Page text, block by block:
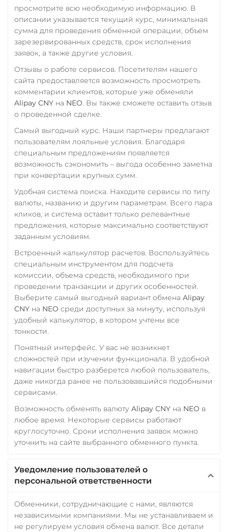
TRUMP
Uniswap (UNI)
ERC20
ERC20 BEP20
SOL
Polygon
ARB
OP
NEAR
VeChain (VET)
Verge (XVG)
WAVES
Wrapped Bitcoin (WBTC)
ERC20
Yearn.finance (YFI)
Zcash (ZEC)
Промсвязьбанк RUB
ПУМБ UAH
Райффайзен
РНКБ RUB
Росбанк RUB
Россельхоз банк RUB
Сбербанк
RUB KZT
Тинькофф
RUB QR RUB
УкрСиббанк UAH
Центр Кредит KZT
Элкарт KGS
просмотрите всю необходимую информацию. В
описании указывается текущий курс, минимальная
сумма для проведения обменной операции, объем
зарезервированных средств, срок исполнения
заявок, а также другие условия.
Отзывы о работе сервисов. Посетителям нашего
сайта предоставляется возможность просмотреть
комментарии клиентов, которые уже обменяли
Alipay CNY на NEO. Вы также сможете оставить отзыв
о проведенной сделке.
Самый выгодный курс. Наши партнеры предлагают
пользователям лояльные условия. Благодаря
специальным предложениям появляется
возможность сэкономить – выгода особенно заметна
при конвертации крупных сумм.
Удобная система поиска. Находите сервисы по типу
валюты, названию и другим параметрам. Всего пара
кликов, и система оставит только релевантные
предложения, которые максимально соответствуют
заданным условиям.
Встроенный калькулятор расчетов. Воспользуйтесь
специальным инструментом для подсчета
комиссии, объема средств, необходимого при
проведении транзакции и других особенностей.
Выберите самый выгодный вариант обмена Alipay
CNY на NEO среди доступных за минуту, используя
удобный калькулятор, в котором учтены все
тонкости.
Понятный интерфейс. У вас не возникнет
сложностей при изучении функционала. В удобной
навигации быстро разберется любой пользователь,
даже никогда ранее не пользовавшийся подобными
сервисами.
Возможность обменять валюту Alipay CNY на NEO в
любое время. Некоторые сервисы работают
круглосуточно. Сроки исполнения заявок можно
уточнить на сайте выбранного обменного пункта.
Уведомление пользователей о
персональной ответственности
Обменники, сотрудничающие с нами, являются
независимыми компаниями. Мы не устанавливаем и
не регулируем условия обмена валют. Все детали